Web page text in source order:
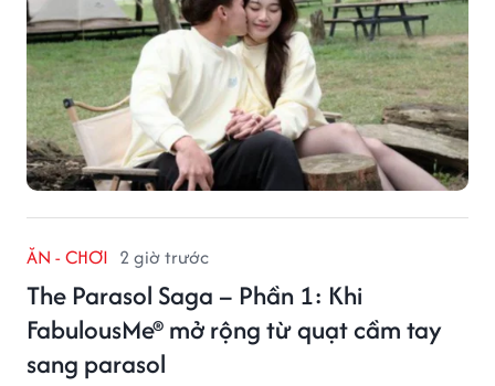
ĂN - CHƠI 2 giờ trước
The Parasol Saga – Phần 1: Khi
FabulousMe® mở rộng từ quạt cầm tay
sang parasol